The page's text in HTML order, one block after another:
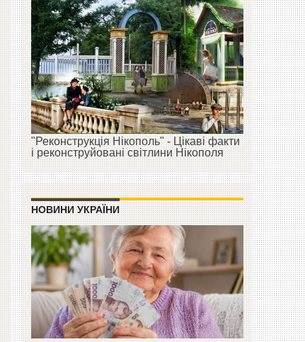
"Реконструкція Нікополь" - Цікаві факти
і реконструйовані світлини Нікополя
НОВИНИ УКРАЇНИ